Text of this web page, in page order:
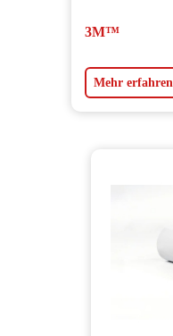
3M™
Mehr erfahren